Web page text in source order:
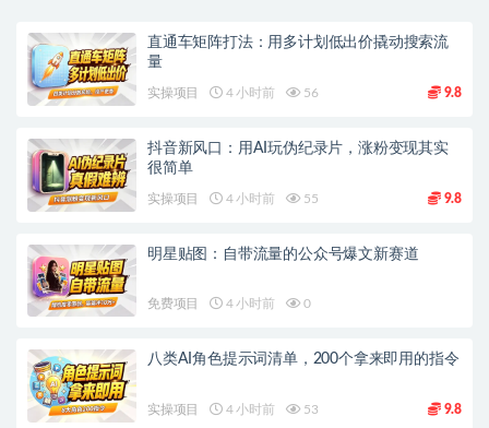
直通车矩阵打法：用多计划低出价撬动搜索流
量
实操项目 4 小时前 56 9.8
抖音新风口：用AI玩伪纪录片，涨粉变现其实
很简单
实操项目 4 小时前 55 9.8
明星贴图：自带流量的公众号爆文新赛道
免费项目 4 小时前 0
八类AI角色提示词清单，200个拿来即用的指令
实操项目 4 小时前 53 9.8